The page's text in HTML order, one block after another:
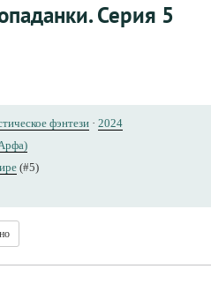
Серия 5
фэнтези · 2024
(#5)